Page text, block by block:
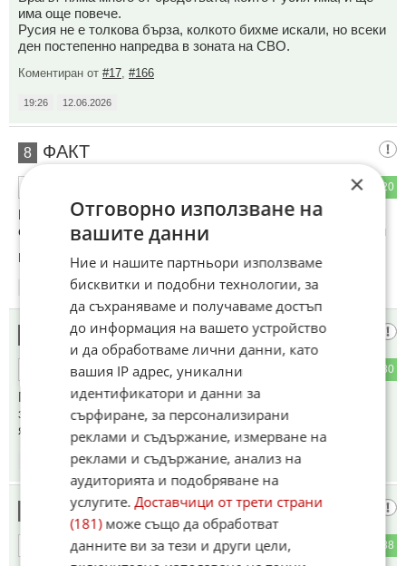
има още повече.
Русия не е толкова бърза, колкото бихме искали, но всеки
ден постепенно напредва в зоната на СВО.
Коментиран от #17 #166
19:26 12.06.2026
8 ФАКТ
20
95
Путлер от световен лидер стана издирвана от съда в 138
страни мижитурка криеща се в дупки и пращаща двойници
Коментиран от #14
12.06.2026
ЕВродалавера
80
ОТГОВОР
Пари бол, едни балъци плащат, други ще умират, а
зеленото ще обикаля по света, за да си харесва имоти и
яхти.
12.06.2026
Атина Палада
88
ОТГОВОР
×
Отговорно използване на
вашите данни
Ние и нашите партньори използваме
бисквитки и подобни технологии, за
да съхраняваме и получаваме достъп
до информация на вашето устройство
и да обработваме лични данни, като
вашия IP адрес, уникални
идентификатори и данни за
сърфиране, за персонализирани
реклами и съдържание, измерване на
реклами и съдържание, анализ на
аудиторията и подобряване на
услугите.Доставчици от трети страни
(181)може също да обработват
данните ви за тези и други цели,